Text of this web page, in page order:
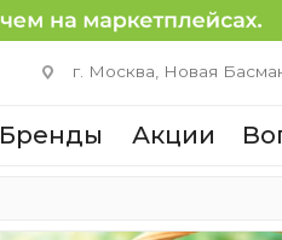
г. Москва, Новая
Бренды Акции